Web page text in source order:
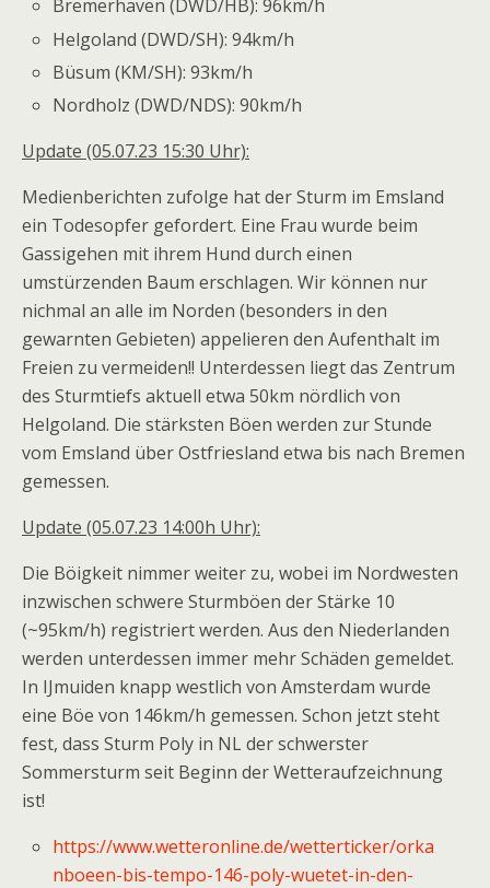
Bremerhaven (DWD/HB): 96km/h
Helgoland (DWD/SH): 94km/h
Büsum (KM/SH): 93km/h
Nordholz (DWD/NDS): 90km/h
Update (05.07.23 15:30 Uhr):
Medienberichten zufolge hat der Sturm im Emsland
ein Todesopfer gefordert. Eine Frau wurde beim
Gassigehen mit ihrem Hund durch einen
umstürzenden Baum erschlagen. Wir können nur
nichmal an alle im Norden (besonders in den
gewarnten Gebieten) appelieren den Aufenthalt im
Freien zu vermeiden!! Unterdessen liegt das Zentrum
des Sturmtiefs aktuell etwa 50km nördlich von
Helgoland. Die stärksten Böen werden zur Stunde
vom Emsland über Ostfriesland etwa bis nach Bremen
gemessen.
Update (05.07.23 14:00h Uhr):
Die Böigkeit nimmer weiter zu, wobei im Nordwesten
inzwischen schwere Sturmböen der Stärke 10
(~95km/h) registriert werden. Aus den Niederlanden
werden unterdessen immer mehr Schäden gemeldet.
In IJmuiden knapp westlich von Amsterdam wurde
eine Böe von 146km/h gemessen. Schon jetzt steht
fest, dass Sturm Poly in NL der schwerster
Sommersturm seit Beginn der Wetteraufzeichnung
ist!
https://www.wetteronline.de/wetterticker/orka
nboeen-bis-tempo-146-poly-wuetet-in-den-